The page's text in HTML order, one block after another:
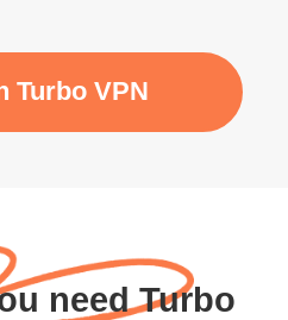
Turbo VPN
need Turbo